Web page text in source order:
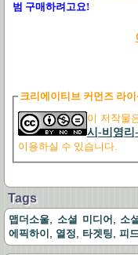
범 구매하려고요!
크리에이티브 커먼즈 라
이 저작물
시-비영
이용하실 수 있습니다.
Tags
맵더소울 소셜 미디어 소
에픽하이 열정 타겟팅 피